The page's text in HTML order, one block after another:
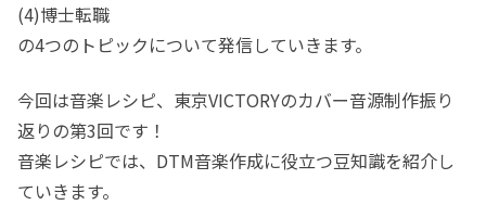
(4)博士転職
の4つのトピックについて発信していきます。
今回は音楽レシピ、東京VICTORYのカバー音源制作振り
返りの第3回です！
音楽レシピでは、DTM音楽作成に役立つ豆知識を紹介し
ていきます。